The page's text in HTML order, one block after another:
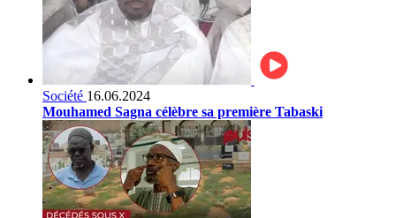
Société 16.06.2024
Mouhamed Sagna célèbre sa première Tabaski